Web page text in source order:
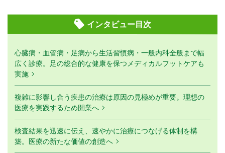
インタビュー目次
心臓病・血管病・足病から生活習慣病・一般内科全般まで幅
広く診療。足の総合的な健康を保つメディカルフットケアも
実施
複雑に影響し合う疾患の治療は原因の見極めが重要。理想の
医療を実践するため開業へ
検査結果を迅速に伝え、速やかに治療につなげる体制を構
築。医療の新たな価値の創造へ